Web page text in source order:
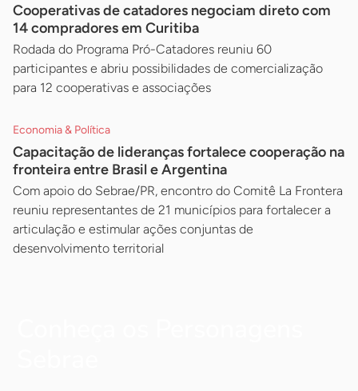
Cooperativas de catadores negociam direto com
14 compradores em Curitiba
Rodada do Programa Pró-Catadores reuniu 60
participantes e abriu possibilidades de comercialização
para 12 cooperativas e associações
Economia & Política
Capacitação de lideranças fortalece cooperação na
fronteira entre Brasil e Argentina
Com apoio do Sebrae/PR, encontro do Comitê La Frontera
reuniu representantes de 21 municípios para fortalecer a
articulação e estimular ações conjuntas de
desenvolvimento territorial